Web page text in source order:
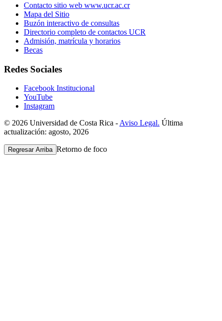
Contacto sitio web www.ucr.ac.cr
Mapa del Sitio
Buzón interactivo de consultas
Directorio completo de contactos UCR
Admisión, matrícula y horarios
Becas
Redes Sociales
Facebook Institucional
YouTube
Instagram
© 2026 Universidad de Costa Rica - Aviso Legal. Última
actualización: agosto, 2026
Regresar Arriba Retorno de foco